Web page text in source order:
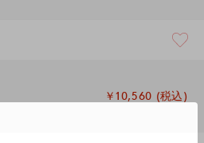
￥10,560 (税込)